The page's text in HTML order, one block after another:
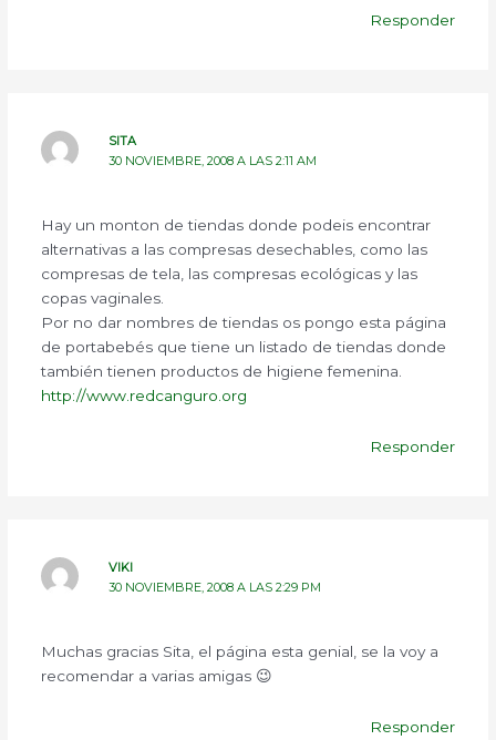
Responder
SITA
30 NOVIEMBRE, 2008 A LAS 2:11 AM
Hay un monton de tiendas donde podeis encontrar
alternativas a las compresas desechables, como las
compresas de tela, las compresas ecológicas y las
copas vaginales.
Por no dar nombres de tiendas os pongo esta página
de portabebés que tiene un listado de tiendas donde
también tienen productos de higiene femenina.
http://www.redcanguro.org
Responder
VIKI
30 NOVIEMBRE, 2008 A LAS 2:29 PM
Muchas gracias Sita, el página esta genial, se la voy a
recomendar a varias amigas 😉
Responder